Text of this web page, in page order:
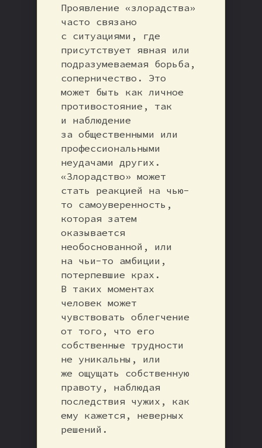
Проявление «злорадства»
часто связано
с ситуациями, где
присутствует явная или
подразумеваемая борьба,
соперничество. Это
может быть как личное
противостояние, так
и наблюдение
за общественными или
профессиональными
неудачами других.
«Злорадство» может
стать реакцией на чью-
то самоуверенность,
которая затем
оказывается
необоснованной, или
на чьи-то амбиции,
потерпевшие крах.
В таких моментах
человек может
чувствовать облегчение
от того, что его
собственные трудности
не уникальны, или
же ощущать собственную
правоту, наблюдая
последствия чужих, как
ему кажется, неверных
решений.